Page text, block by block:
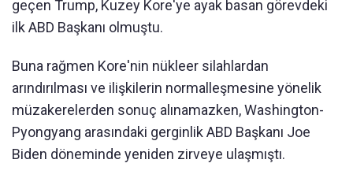
geçen Trump, Kuzey Kore'ye ayak basan görevdeki
ilk ABD Başkanı olmuştu.
Buna rağmen Kore'nin nükleer silahlardan
arındırılması ve ilişkilerin normalleşmesine yönelik
müzakerelerden sonuç alınamazken, Washington-
Pyongyang arasındaki gerginlik ABD Başkanı Joe
Biden döneminde yeniden zirveye ulaşmıştı.